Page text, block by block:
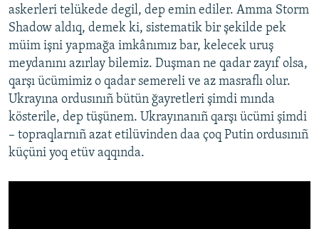
askerleri telükede degil, dep emin ediler. Amma Storm
Shadow aldıq, demek ki, sistematik bir şekilde pek
müim işni yapmağa imkânımız bar, kelecek uruş
meydanını azırlay bilemiz. Duşman ne qadar zayıf olsa,
qarşı ücümimiz o qadar semereli ve az masraflı olur.
Ukrayına ordusınıñ bütün ğayretleri şimdi mında
kösterile, dep tüşünem. Ukrayınanıñ qarşı ücümi şimdi
– topraqlarnıñ azat etilüvinden daa çoq Putin ordusınıñ
küçüni yoq etüv aqqında.